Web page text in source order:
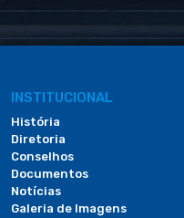
INSTITUCIONAL
História
Diretoria
Conselhos
Documentos
Notícias
Galeria de Imagens